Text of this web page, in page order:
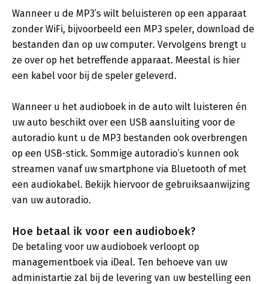
Wanneer u de MP3’s wilt beluisteren op een apparaat
zonder WiFi, bijvoorbeeld een MP3 speler, download de
bestanden dan op uw computer. Vervolgens brengt u
ze over op het betreffende apparaat. Meestal is hier
een kabel voor bij de speler geleverd.
Wanneer u het audioboek in de auto wilt luisteren én
uw auto beschikt over een USB aansluiting voor de
autoradio kunt u de MP3 bestanden ook overbrengen
op een USB-stick. Sommige autoradio’s kunnen ook
streamen vanaf uw smartphone via Bluetooth of met
een audiokabel. Bekijk hiervoor de gebruiksaanwijzing
van uw autoradio.
Hoe betaal ik voor een audioboek?
De betaling voor uw audioboek verloopt op
managementboek via iDeal. Ten behoeve van uw
administartie zal bij de levering van uw bestelling een